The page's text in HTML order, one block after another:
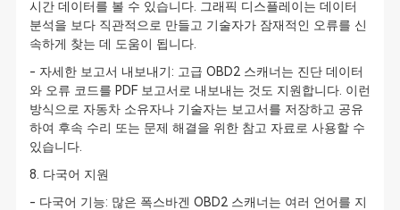
시간 데이터를 볼 수 있습니다. 그래픽 디스플레이는 데이터
분석을 보다 직관적으로 만들고 기술자가 잠재적인 오류를 신
속하게 찾는 데 도움이 됩니다.
- 자세한 보고서 내보내기: 고급 OBD2 스캐너는 진단 데이터
와 오류 코드를 PDF 보고서로 내보내는 것도 지원합니다. 이런
방식으로 자동차 소유자나 기술자는 보고서를 저장하고 공유
하여 후속 수리 또는 문제 해결을 위한 참고 자료로 사용할 수
있습니다.
8. 다국어 지원
- 다국어 기능: 많은 폭스바겐 OBD2 스캐너는 여러 언어를 지